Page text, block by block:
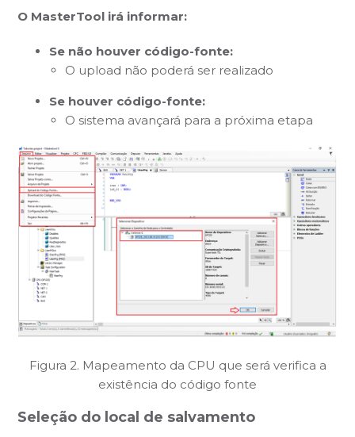
O MasterTool irá informar:
Se não houver código-fonte:
O upload não poderá ser realizado
Se houver código-fonte:
O sistema avançará para a próxima etapa
Figura 2. Mapeamento da CPU que será verifica a
existência do código fonte
Seleção do local de salvamento